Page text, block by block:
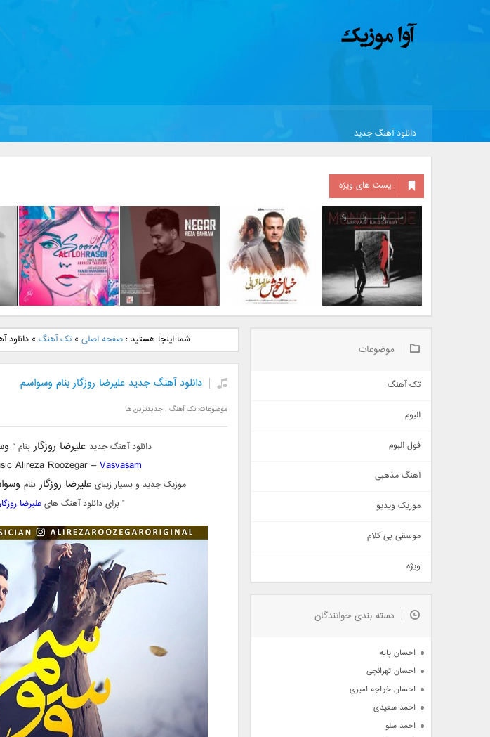
دانلود آهنگ جدید
پست های ویژه
خسروی بنام مونولوگ
دانلود آهنگ جدید علیرضا
دانلود آهنگ جدید رضا
بهرام بنام نگار
دانلود آهنگ جدید علی
لهراسبی بنام صورت
شما اینجا هستید :صفحه اصلی »تک آهنگ »دانلود
دانلود آهنگ جدید علیرضا روزگار بنام وسواسم
موضوعات:تک آهنگ ,جدیدترین ها
دانلود آهنگ جدید علیرضا روزگاربنام “
Alireza Roozegar –Vasvasam
موزیک جدید و بسیار زیبای علیرضا روزگاربنام
” برای دانلود آهنگ هایعلیرضا
موضوعات
تک آهنگ
اجتماعی
حماسی
سنتی
اهنگ بندرعباسی
دمو
مذهبی
جدیدترین ها
البوم
فول البوم
آهنگ مذهبی
موزیک ویدیو
موسقی بی کلام
ویژه
دسته بندی خوانندگان
احسان پایه
احسان تهرانچی
احسان خواجه امیری
احمد سعیدی
احمد سلو